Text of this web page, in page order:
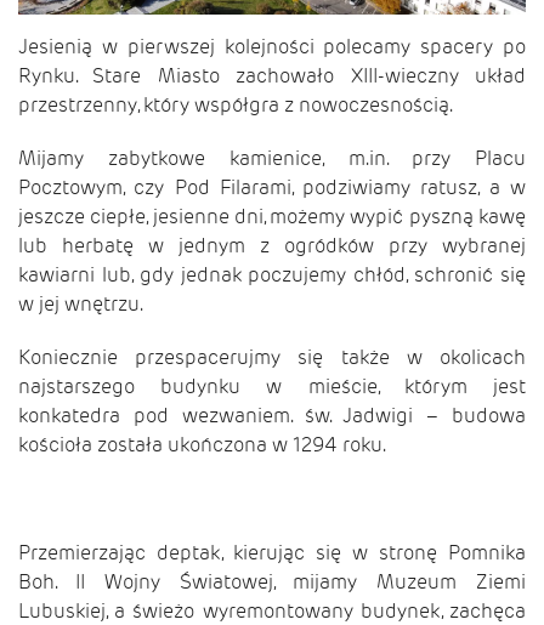
Jesienią w pierwszej kolejności polecamy spacery po
Rynku. Stare Miasto zachowało XIII-wieczny układ
przestrzenny, który współgra z nowoczesnością.
Mijamy zabytkowe kamienice, m.in. przy Placu
Pocztowym, czy Pod Filarami, podziwiamy ratusz, a w
jeszcze ciepłe, jesienne dni, możemy wypić pyszną kawę
lub herbatę w jednym z ogródków przy wybranej
kawiarni lub, gdy jednak poczujemy chłód, schronić się
w jej wnętrzu.
Koniecznie przespacerujmy się także w okolicach
najstarszego budynku w mieście, którym jest
konkatedra pod wezwaniem. św. Jadwigi – budowa
kościoła została ukończona w 1294 roku.
Przemierzając deptak, kierując się w stronę Pomnika
Boh. II Wojny Światowej, mijamy Muzeum Ziemi
Lubuskiej, a świeżo wyremontowany budynek, zachęca